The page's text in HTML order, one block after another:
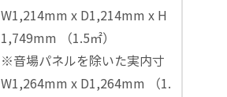
W1,214mm x D1,214mm x H
1,749mm （1.5㎡）
※音場パネルを除いた実内寸
W1,264mm x D1,264mm （1.